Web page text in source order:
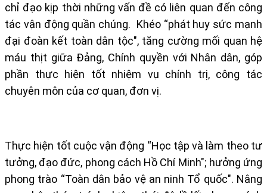
chỉ đạo kịp thời những vấn đề có liên quan đến công
tác vận động quần chúng. Khéo “phát huy sức mạnh
đại đoàn kết toàn dân tộc", tăng cường mối quan hệ
máu thịt giữa Đảng, Chính quyền với Nhân dân, góp
phần thực hiện tốt nhiệm vụ chính trị, công tác
chuyên môn của cơ quan, đơn vị.
Thực hiện tốt cuộc vận động “Học tập và làm theo tư
tưởng, đạo đức, phong cách Hồ Chí Minh"; hưởng ứng
phong trào “Toàn dân bảo vệ an ninh Tổ quốc". Nâng